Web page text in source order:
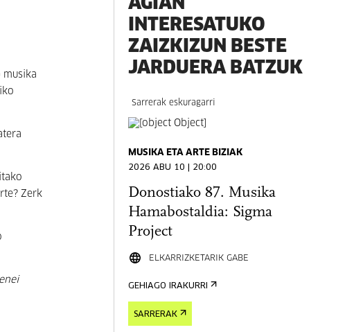
musika
Zerk
INTERESATUKO
ZAIZKIZUN BESTE
JARDUERA BATZUK
Sarrerak eskuragarri
MUSIKA ETA ARTE BIZIAK
2026 ABU 10 | 20:00
Donostiako 87. Musika
Hamabostaldia: Sigma
Project
ELKARRIZKETARIK GABE
GEHIAGO IRAKURRI
SARRERAK